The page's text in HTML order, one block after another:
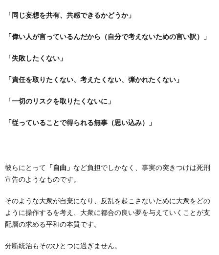
「同じ妄想を共有、共感できるかどうか」
「偉い人が言っているんだから（自分で考えないための言い訳）」
「失敗したくない」
「責任を取りたくない、考えたくない、弾かれたくない」
「一切のリスクを取りたくないに」
「従っていることで得られる無事（思い込み）」
彼らにとって 「自由」 など負担でしかなく、事実の突きつけは死刑
宣告のようなものです。
そのような大衆が自棄になり、反乱を起こさないために大衆をどの
ように操作するを考え、大衆に都合の良い夢を与えていくことが支
配層の求める平和の本質です。
分断統治もそのひとつに過ぎません。